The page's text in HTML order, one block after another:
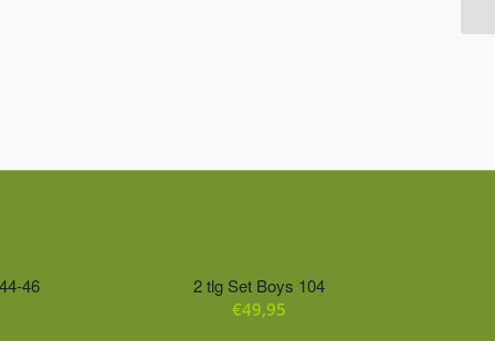
46 2 tlg Set Boys 104
€49,95